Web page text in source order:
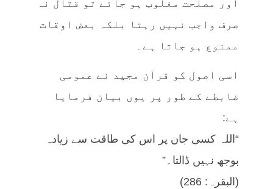
اور مصلحت مغلوب ہو جائے تو قتال نہ
صرف واجب نہیں رہتا بلکہ بعض اوقات
ممنوع ہو جاتا ہے۔
اسی اصول کو قرآن مجید نے عمومی
ضابطے کے طور پر یوں بیان فرمایا
ہے:
“اللہ کسی جان پر اس کی طاقت سے زیادہ
بوجھ نہیں ڈالتا۔”
(البقرہ: 286)